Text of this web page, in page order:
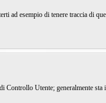
ad esempio di tenere traccia di
Utente; generalmente